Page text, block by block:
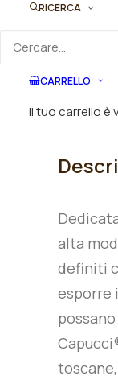
RICERCA
CARRELLO
Il tuo carrello è
Descrizione
alta
definiti
esporre